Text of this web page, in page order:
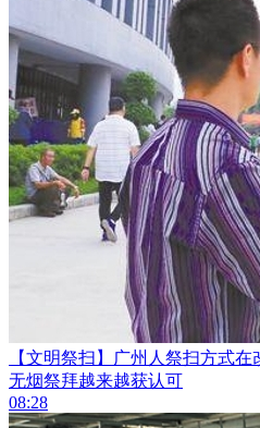
【文明祭扫】广州人祭扫方式
无烟祭拜越来越获认可
08:28